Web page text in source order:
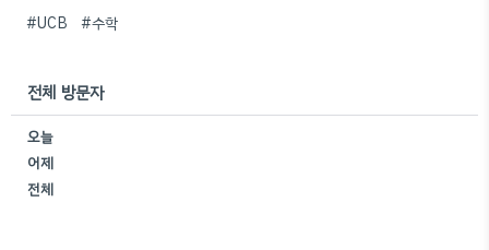
#UCB
#수학
전체 방문자
오늘
어제
전체